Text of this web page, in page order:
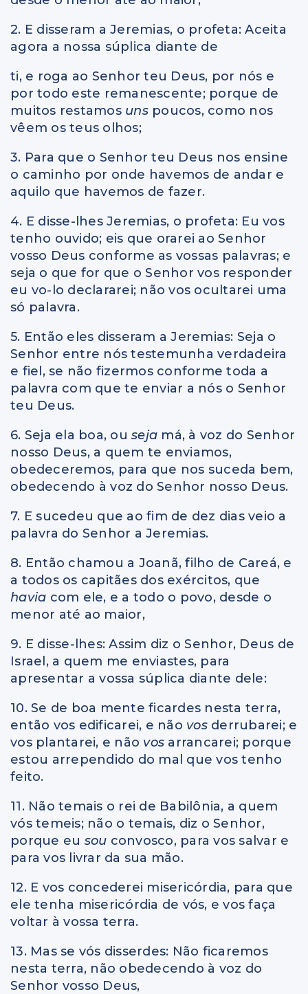
2. E disseram a Jeremias, o profeta: Aceita
agora a nossa súplica diante de
ti, e roga ao Senhor teu Deus, por nós e
por todo este remanescente; porque de
muitos restamos uns poucos, como nos
vêem os teus olhos;
3. Para que o Senhor teu Deus nos ensine
o caminho por onde havemos de andar e
aquilo que havemos de fazer.
4. E disse-lhes Jeremias, o profeta: Eu vos
tenho ouvido; eis que orarei ao Senhor
vosso Deus conforme as vossas palavras; e
seja o que for que o Senhor vos responder
eu vo-lo declararei; não vos ocultarei uma
só palavra.
5. Então eles disseram a Jeremias: Seja o
Senhor entre nós testemunha verdadeira
e fiel, se não fizermos conforme toda a
palavra com que te enviar a nós o Senhor
teu Deus.
6. Seja ela boa, ou seja má, à voz do Senhor
nosso Deus, a quem te enviamos,
obedeceremos, para que nos suceda bem,
obedecendo à voz do Senhor nosso Deus.
7. E sucedeu que ao fim de dez dias veio a
palavra do Senhor a Jeremias.
8. Então chamou a Joanã, filho de Careá, e
a todos os capitães dos exércitos, que
havia com ele, e a todo o povo, desde o
menor até ao maior,
9. E disse-lhes: Assim diz o Senhor, Deus de
Israel, a quem me enviastes, para
apresentar a vossa súplica diante dele:
10. Se de boa mente ficardes nesta terra,
então vos edificarei, e não vos derrubarei; e
vos plantarei, e não vos arrancarei; porque
estou arrependido do mal que vos tenho
feito.
11. Não temais o rei de Babilônia, a quem
vós temeis; não o temais, diz o Senhor,
porque eu sou convosco, para vos salvar e
para vos livrar da sua mão.
12. E vos concederei misericórdia, para que
ele tenha misericórdia de vós, e vos faça
voltar à vossa terra.
13. Mas se vós disserdes: Não ficaremos
nesta terra, não obedecendo à voz do
Senhor vosso Deus,